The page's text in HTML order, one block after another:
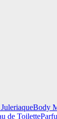
Body
de Toilette